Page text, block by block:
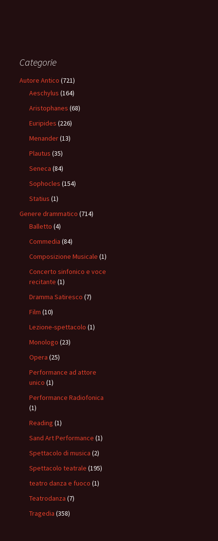
Categorie
Autore Antico (721)
Aeschylus (164)
Aristophanes (68)
Euripides (226)
Menander(13)
Plautus (35)
Seneca (84)
Sophocles (154)
Statius (1)
Genere drammatico (714)
Balletto (4)
Commedia (84)
Composizione Musicale (1)
Concerto sinfonico e voce
recitante (1)
Dramma Satiresco (7)
Film (10)
Lezione-spettacolo (1)
Monologo (23)
Opera (25)
Performance ad attore
unico (1)
Performance Radiofonica
(1)
Reading (1)
Sand Art Performance (1)
Spettacolo di musica (2)
Spettacolo teatrale (195)
teatro danza e fuoco (1)
Teatrodanza (7)
Tragedia (358)